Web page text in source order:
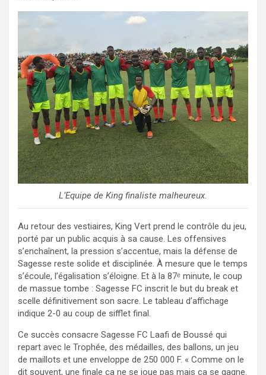
L’Equipe de King finaliste malheureux.
Au retour des vestiaires, King Vert prend le contrôle du jeu,
porté par un public acquis à sa cause. Les offensives
s’enchaînent, la pression s’accentue, mais la défense de
Sagesse reste solide et disciplinée. À mesure que le temps
s’écoule, l’égalisation s’éloigne. Et à la 87ᵉ minute, le coup
de massue tombe : Sagesse FC inscrit le but du break et
scelle définitivement son sacre. Le tableau d’affichage
indique 2-0 au coup de sifflet final.
Ce succès consacre Sagesse FC Laafi de Boussé qui
repart avec le Trophée, des médailles, des ballons, un jeu
de maillots et une enveloppe de 250 000 F. « Comme on le
dit souvent, une finale ça ne se joue pas mais ça se gagne.